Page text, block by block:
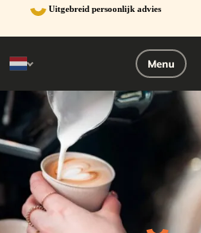
Menu
Uitgebreid persoonlijk advies